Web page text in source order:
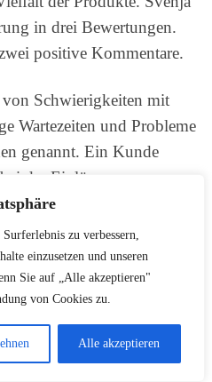
zu verbessern,
einzusetzen und unseren
Sie auf „Alle akzeptieren"
von Cookies zu.
Alle akzeptieren
in drei Bewertungen.
positive Kommentare.
Schwierigkeiten mit
Wartezeiten und Probleme
genannt. Ein Kunde
der Einlösung von
Plattformen.
überwiegt die positive
bleibt ein
Vorweihnachtszeit. Die
Pandora Charms und
der meisten